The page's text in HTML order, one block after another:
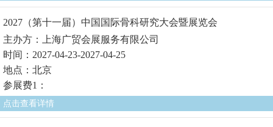
2027（第十一届）中国国际骨科研究大会暨展览会
主办方：上海广贸会展服务有限公司
时间：2027-04-23-2027-04-25
地点：北京
参展费1：
点击查看详情